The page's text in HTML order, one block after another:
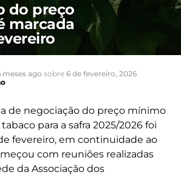
do preço
marcada
meses ago sobre 6 de fevereiro, 2026
de negociação do preço mínimo
para a safra 2025/2026 foi
fevereiro, em continuidade ao
com reuniões realizadas
da Associação dos